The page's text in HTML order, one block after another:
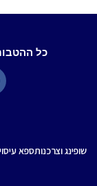
כל
שופינג וצרכנותספא